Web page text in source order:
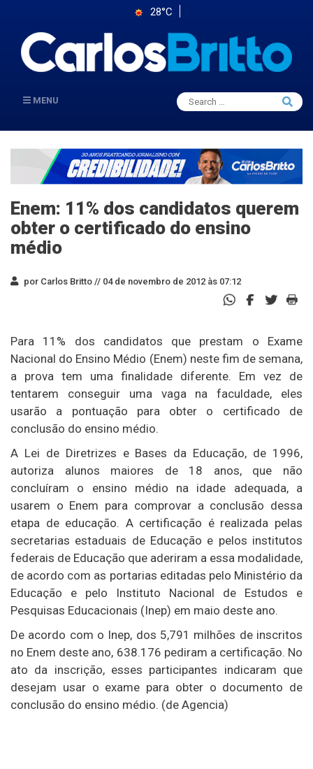
28°C
MENU
Search
for:
Search
Enem: 11% dos candidatos querem
obter o certificado do ensino
médio
por Carlos Britto // 04 de novembro de 2012 às 07:12
Para 11% dos candidatos que prestam o Exame
Nacional do Ensino Médio (Enem) neste fim de semana,
a prova tem uma finalidade diferente. Em vez de
tentarem conseguir uma vaga na faculdade, eles
usarão a pontuação para obter o certificado de
conclusão do ensino médio.
A Lei de Diretrizes e Bases da Educação, de 1996,
autoriza alunos maiores de 18 anos, que não
concluíram o ensino médio na idade adequada, a
usarem o Enem para comprovar a conclusão dessa
etapa de educação. A certificação é realizada pelas
secretarias estaduais de Educação e pelos institutos
federais de Educação que aderiram a essa modalidade,
de acordo com as portarias editadas pelo Ministério da
Educação e pelo Instituto Nacional de Estudos e
Pesquisas Educacionais (Inep) em maio deste ano.
De acordo com o Inep, dos 5,791 milhões de inscritos
no Enem deste ano, 638.176 pediram a certificação. No
ato da inscrição, esses participantes indicaram que
desejam usar o exame para obter o documento de
conclusão do ensino médio. (de Agencia)